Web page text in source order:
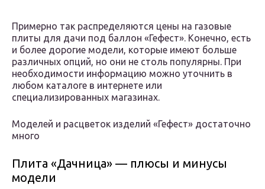
Примерно так распределяются цены на газовые
плиты для дачи под баллон «Гефест». Конечно, есть
и более дорогие модели, которые имеют больше
различных опций, но они не столь популярны. При
необходимости информацию можно уточнить в
любом каталоге в интернете или
специализированных магазинах.
Моделей и расцветок изделий «Гефест» достаточно
много
Плита «Дачница» — плюсы и минусы
модели